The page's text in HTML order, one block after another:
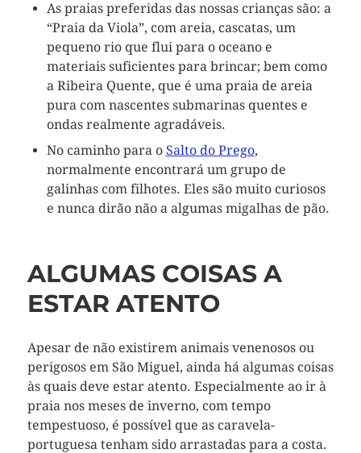
As praias preferidas das nossas crianças são: a
“Praia da Viola”, com areia, cascatas, um
pequeno rio que flui para o oceano e
materiais suficientes para brincar; bem como
a Ribeira Quente, que é uma praia de areia
pura com nascentes submarinas quentes e
ondas realmente agradáveis.
No caminho para o Salto do Prego,
normalmente encontrará um grupo de
galinhas com filhotes. Eles são muito curiosos
e nunca dirão não a algumas migalhas de pão.
ALGUMAS COISAS A
ESTAR ATENTO
Apesar de não existirem animais venenosos ou
perigosos em São Miguel, ainda há algumas coisas
às quais deve estar atento. Especialmente ao ir à
praia nos meses de inverno, com tempo
tempestuoso, é possível que as caravela-
portuguesa tenham sido arrastadas para a costa.